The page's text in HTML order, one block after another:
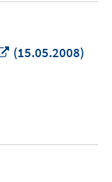
In
(15.05.2008)